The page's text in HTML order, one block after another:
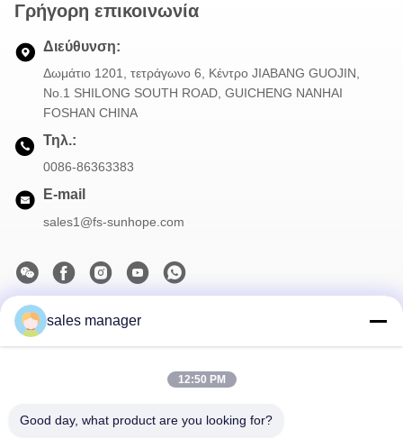
Γρήγορη επικοινωνία
Διεύθυνση:
Δωμάτιο 1201, τετράγωνο 6, Κέντρο JIABANG GUOJIN,
Νο.1 SHILONG SOUTH ROAD, GUICHENG NANHAI
FOSHAN CHINA
Τηλ.:
0086-86363383
E-mail
sales1@fs-sunhope.com
Το Δελτίο Ενημέρωσης
sales manager
12:50 PM
Good day, what product are you looking for?